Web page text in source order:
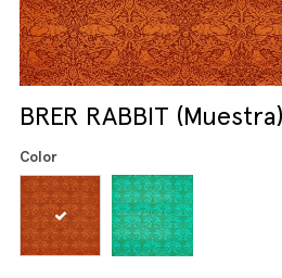
BRER RABBIT (Muestra)
Color